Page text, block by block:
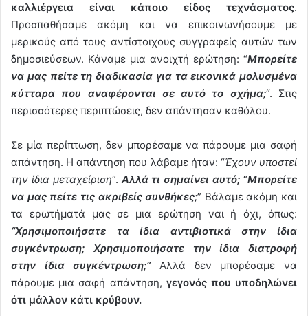
καλλιέργεια είναι κάποιο είδος τεχνάσματος.
Προσπαθήσαμε ακόμη και να επικοινωνήσουμε με
μερικούς από τους αντίστοιχους συγγραφείς αυτών των
δημοσιεύσεων. Κάναμε μια ανοιχτή ερώτηση: “Μπορείτε
να μας πείτε τη διαδικασία για τα εικονικά μολυσμένα
κύτταρα που αναφέρονται σε αυτό το σχήμα;“. Στις
περισσότερες περιπτώσεις, δεν απάντησαν καθόλου.
Σε μία περίπτωση, δεν μπορέσαμε να πάρουμε μια σαφή
απάντηση. Η απάντηση που λάβαμε ήταν: “Έχουν υποστεί
την ίδια μεταχείριση“. Αλλά τι σημαίνει αυτό; “Μπορείτε
να μας πείτε τις ακριβείς συνθήκες;” Βάλαμε ακόμη και
τα ερωτήματά μας σε μια ερώτηση ναι ή όχι, όπως:
“Χρησιμοποιήσατε τα ίδια αντιβιοτικά στην ίδια
συγκέντρωση; Χρησιμοποιήσατε την ίδια διατροφή
στην ίδια συγκέντρωση;” Αλλά δεν μπορέσαμε να
πάρουμε μια σαφή απάντηση, γεγονός που υποδηλώνει
ότι μάλλον κάτι κρύβουν.